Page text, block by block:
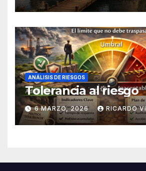
ANÁLISIS DE RIESGOS
Tolerancia al riesgo
6 MARZO, 2026 RICARDO